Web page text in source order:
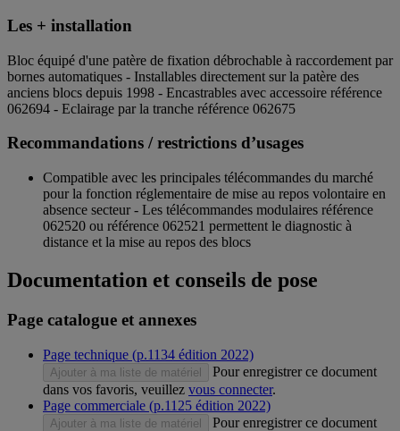
Les + installation
Bloc équipé d'une patère de fixation débrochable à raccordement par
bornes automatiques - Installables directement sur la patère des
anciens blocs depuis 1998 - Encastrables avec accessoire référence
062694 - Eclairage par la tranche référence 062675
Recommandations / restrictions d’usages
Compatible avec les principales télécommandes du marché
pour la fonction réglementaire de mise au repos volontaire en
absence secteur - Les télécommandes modulaires référence
062520 ou référence 062521 permettent le diagnostic à
distance et la mise au repos des blocs
Documentation et conseils de pose
Page catalogue et annexes
Page technique (p.1134 édition 2022)
Ajouter à ma liste de matériel
Pour enregistrer ce document
dans vos favoris, veuillez vous connecter.
Page commerciale (p.1125 édition 2022)
Ajouter à ma liste de matériel
Pour enregistrer ce document